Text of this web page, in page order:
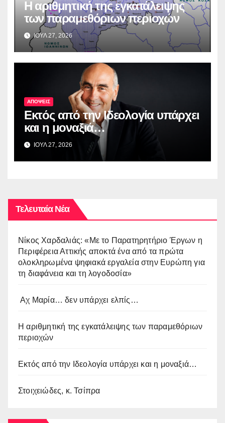
Η αριθμητική της εγκατάλειψης
των παραμεθόριων περιοχών
ΙΟΥΛ 27, 2026
ΑΠΟΨΕΙΣ
Εκτός από την Ιδεολογία υπάρχει
και η μοναξιά…
ΙΟΥΛ 27, 2026
Τελευταία Νέα
Νίκος Χαρδαλιάς: «Με το Παρατηρητήριο Έργων η
Περιφέρεια Αττικής αποκτά ένα από τα πρώτα
ολοκληρωμένα ψηφιακά εργαλεία στην Ευρώπη για
τη διαφάνεια και τη λογοδοσία»
Αχ Μαρία… δεν υπάρχει ελπίς…
Η αριθμητική της εγκατάλειψης των παραμεθόριων
περιοχών
Εκτός από την Ιδεολογία υπάρχει και η μοναξιά…
Στοιχειώδες, κ. Τσίπρα